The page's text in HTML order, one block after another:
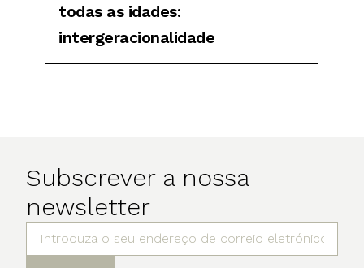
todas as idades:
intergeracionalidade
Subscrever a nossa
newsletter